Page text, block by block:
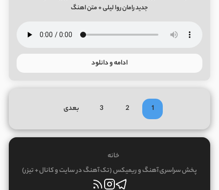
جدید رامان روا لیلی + متن اهنگ
ادامه و دانلود
1
2
3 بعدی
خانه
پخش سراسری آهنگ و ریمیکس (تک آهنگ در سایت و کانال + تیزر)